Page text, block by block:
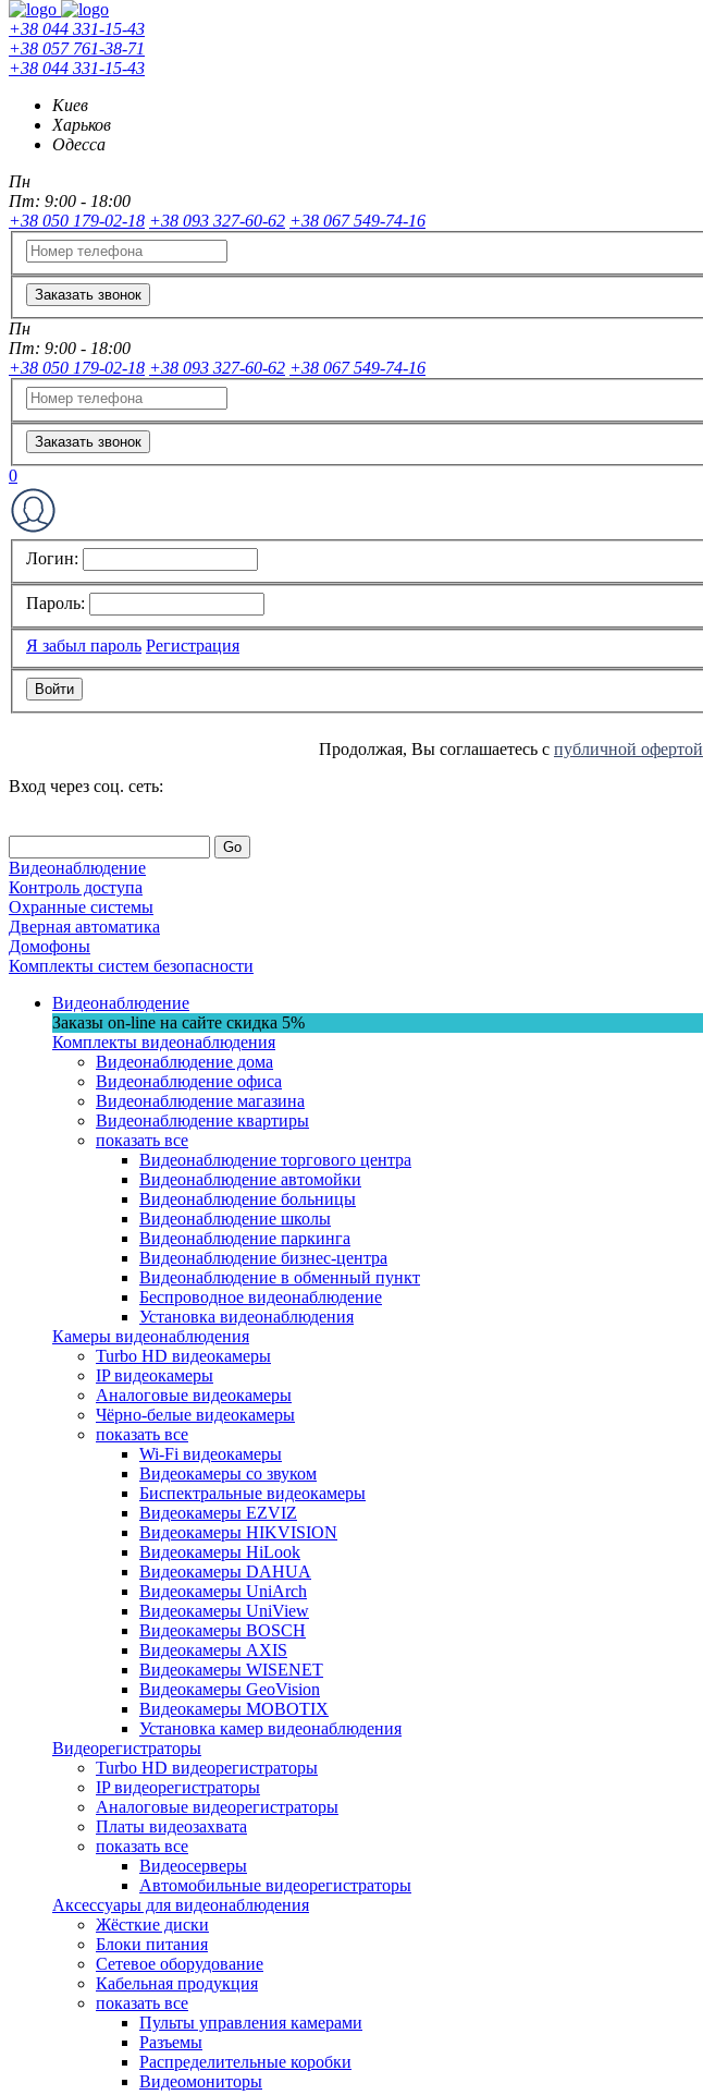
+38 044 331-15-43
+38 057 761-38-71
+38 044 331-15-43
Киев
Харьков
Одесса
Пн
Пт: 9:00 - 18:00
+38 050 179-02-18 +38 093 327-60-62 +38 067 549-74-16
Заказать звонок
Пн
Пт: 9:00 - 18:00
+38 050 179-02-18 +38 093 327-60-62 +38 067 549-74-16
Заказать звонок
0
Логин:
Пароль:
Я забыл пароль Регистрация
Продолжая, Вы соглашаетесь с публичной офертой
Вход через соц. сеть:
Go
Видеонаблюдение
Контроль доступа
Охранные системы
Дверная автоматика
Домофоны
Комплекты систем безопасности
Видеонаблюдение
Заказы on-line на сaйте скидка 5%
Комплекты видеонаблюдения
Видеонаблюдение дома
Видеонаблюдение офиса
Видеонаблюдение магазина
Видеонаблюдение квартиры
показать все
Видеонаблюдение торгового центра
Видеонаблюдение автомойки
Видеонаблюдение больницы
Видеонаблюдение школы
Видеонаблюдение паркинга
Видеонаблюдение бизнес-центра
Видеонаблюдение в обменный пункт
Беспроводное видеонаблюдение
Установка видеонаблюдения
Камеры видеонаблюдения
Turbo HD видеокамеры
IP видеокамеры
Аналоговые видеокамеры
Чёрно-белые видеокамеры
показать все
Wi-Fi видеокамеры
Видеокамеры со звуком
Биспектральные видеокамеры
Видеокамеры EZVIZ
Видеокамеры HIKVISION
Видеокамеры HiLook
Видеокамеры DAHUA
Видеокамеры UniArch
Видеокамеры UniView
Видеокамеры BOSCH
Видеокамеры AXIS
Видеокамеры WISENET
Видеокамеры GeoVision
Видеокамеры MOBOTIX
Установка камер видеонаблюдения
Видеорегистраторы
Turbo HD видеорегистраторы
IP видеорегистраторы
Аналоговые видеорегистраторы
Платы видеозахвата
показать все
Видеосерверы
Автомобильные видеорегистраторы
Аксессуары для видеонаблюдения
Жёсткие диски
Блоки питания
Сетевое оборудование
Кабельная продукция
показать все
Пульты управления камерами
Разъемы
Распределительные коробки
Видеомониторы